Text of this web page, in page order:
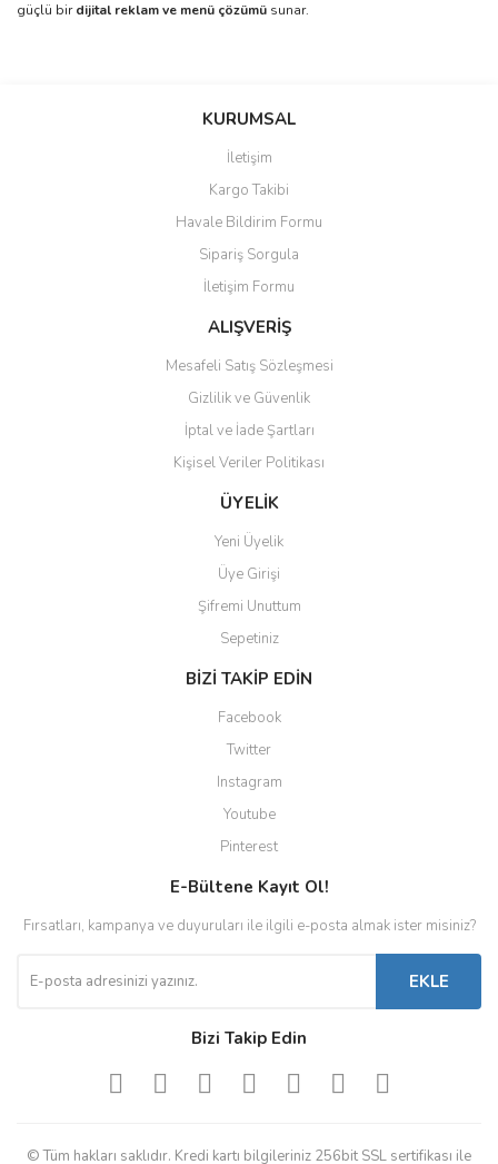
güçlü birdijital reklam ve menü çözümü sunar.
Bu ürüne ilk yorumu siz yapın!
Ürün resmi kalitesiz, bozuk veya görüntülenemiyor.
Ürün açıklamasında eksik bilgiler bulunuyor.
Ürün bilgilerinde hatalar bulunuyor.
Ürün fiyatı diğer sitelerden daha pahalı.
Bu ürüne benzer farklı alternatifler olmalı.
Gönder
KURUMSAL
İletişim
Kargo Takibi
Havale Bildirim Formu
Sipariş Sorgula
İletişim Formu
ALIŞVERİŞ
Mesafeli Satış Sözleşmesi
Gizlilik ve Güvenlik
İptal ve İade Şartları
Kişisel Veriler Politikası
ÜYELİK
Yeni Üyelik
Üye Girişi
Şifremi Unuttum
Sepetiniz
BİZİ TAKİP EDİN
Facebook
Twitter
Instagram
Youtube
Pinterest
E-Bültene Kayıt Ol!
Fırsatları, kampanya ve duyuruları ile ilgili e-posta almak ister misiniz?
EKLE
Bizi Takip Edin
© Tüm hakları saklıdır. Kredi kartı bilgileriniz 256bit SSL sertifikası ile